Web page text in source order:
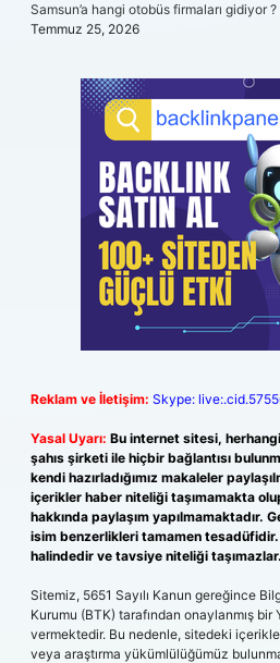
Samsun’a hangi otobüs firmaları gidiyor ?
Temmuz 25, 2026
Reklam ve İletişim: Skype:
Yasal Uyarı: Bu internet sitesi,
şahıs şirketi ile hiçbir bağlantısı
kendi hazırladığımız makaleler
içerikler haber niteliği taşımamakta
hakkında paylaşım yapılmamaktadır.
isim benzerlikleri tamamen
halindedir ve tavsiye niteliği taşımazlar.
Sitemiz, 5651 Sayılı Kanun gereğince
Kurumu (BTK) tarafından onaylanmış bir
vermektedir. Bu nedenle, sitedeki
veya araştırma yükümlülüğümüz